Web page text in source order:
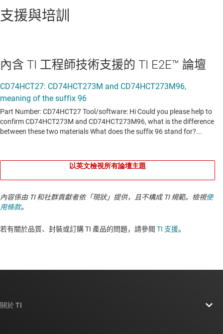
支援與培訓
內含 TI 工程師技術支援的 TI E2E™ 論壇
以英文檢視所有論壇主題
內容係由 TI 和社群貢獻者依「現狀」提供，且不構成 TI 規範。檢視使
用條款。
若有關於品質、封裝或訂購 TI 產品的問題，請參閱 TI 支援。​​​​​​​​​​​​​​
關於 TI